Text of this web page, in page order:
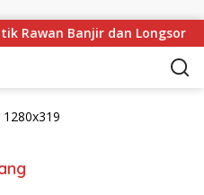
Rawan Banjir dan Longsor